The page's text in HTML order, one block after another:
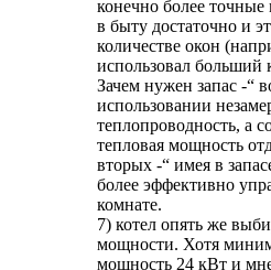
конечно более точные
в быту достаточно и
количестве окон
использовал больший
Зачем нужен запас -“
использовании
теплопроводность, а
тепловая мощность
вторых -“ имея в
более эффективно
комнате.
7) котел опять же
мощности. Хотя
мощность 24 кВт и